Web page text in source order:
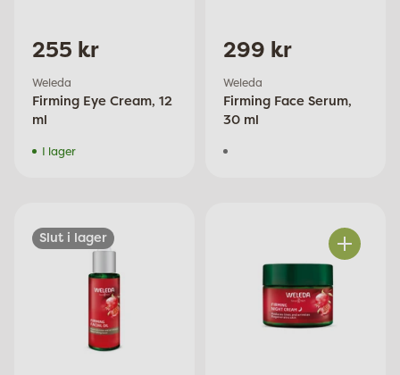
255 kr
Weleda
Firming Eye Cream, 12
ml
I lager
299 kr
Weleda
Firming Face Serum,
30 ml
Slut i lager
Antal